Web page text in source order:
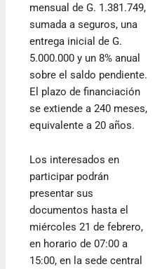
mensual de G. 1.381.749,
sumada a seguros, una
entrega inicial de G.
5.000.000 y un 8% anual
sobre el saldo pendiente.
El plazo de financiación
se extiende a 240 meses,
equivalente a 20 años.
Los interesados en
participar podrán
presentar sus
documentos hasta el
miércoles 21 de febrero,
en horario de 07:00 a
15:00, en la sede central